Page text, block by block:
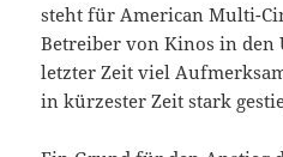
steht für American Multi-
Betreiber von Kinos in den
letzter Zeit viel
in kürzester Zeit stark